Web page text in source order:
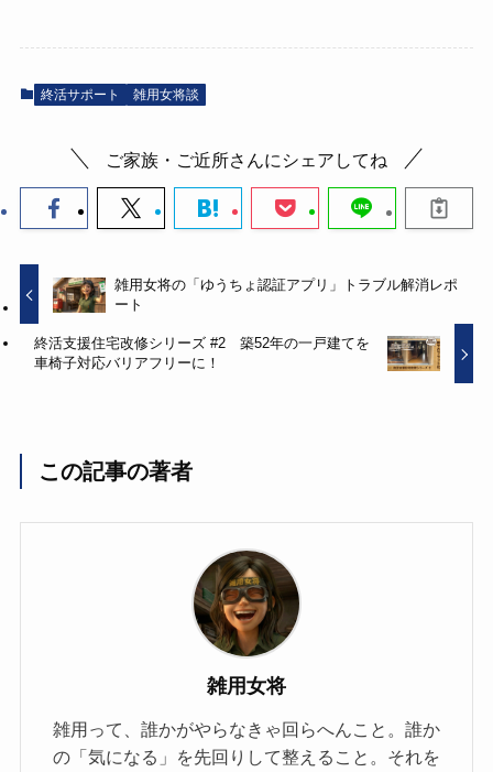
終活サポート 雑用女将談
ご家族・ご近所さんにシェアしてね
雑用女将の「ゆうちょ認証アプリ」トラブル解消レポ
ート
終活支援住宅改修シリーズ #2 築52年の一戸建てを
車椅子対応バリアフリーに！
この記事の著者
雑用女将
雑用って、誰かがやらなきゃ回らへんこと。誰か
の「気になる」を先回りして整えること。それを